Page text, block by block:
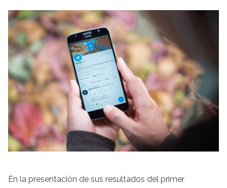
En la presentación de sus resultados del primer